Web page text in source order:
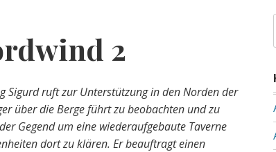
2
Sigurd ruft zur Unterstützung in den Norden der
über die Berge führt zu beobachten und zu
Gegend um eine wiederaufgebaute Taverne
dort zu klären. Er beauftragt einen